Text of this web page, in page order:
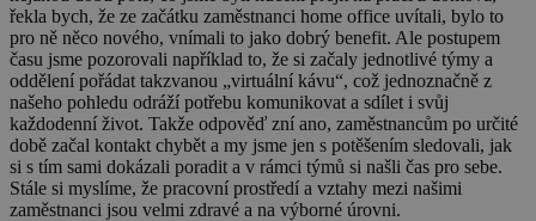
řekla bych, že ze začátku zaměstnanci home office uvítali, bylo to
pro ně něco nového, vnímali to jako dobrý benefit. Ale postupem
času jsme pozorovali například to, že si začaly jednotlivé týmy a
oddělení pořádat takzvanou „virtuální kávu“, což jednoznačně z
našeho pohledu odráží potřebu komunikovat a sdílet i svůj
každodenní život. Takže odpověď zní ano, zaměstnancům po určité
době začal kontakt chybět a my jsme jen s potěšením sledovali, jak
si s tím sami dokázali poradit a v rámci týmů si našli čas pro sebe.
Stále si myslíme, že pracovní prostředí a vztahy mezi našimi
zaměstnanci jsou velmi zdravé a na výborné úrovni.